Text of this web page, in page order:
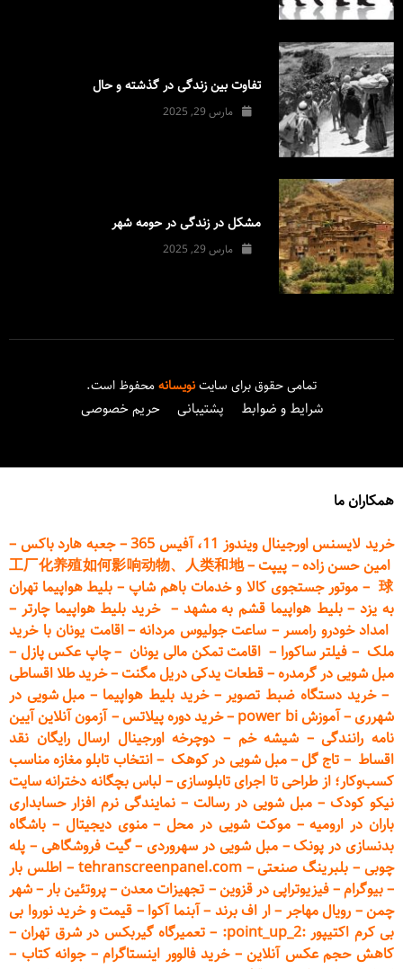
تفاوت بین زندگی در گذشته و حال
مارس 29, 2025
مشکل در زندگی در حومه شهر
مارس 29, 2025
تمامی حقوق برای سایتنویسانهمحفوظ است.
شرایط و ضوابط پشتیبانی حریم خصوصی
همکاران ما
خرید لایسنس اورجینال ویندوز 11، آفیس 365
–جعبه هارد باکس –
امین حسن زاده– پیپت–
工厂化养殖如何影响动物、人类和地
球
– موتور جستجوی کالا و خدمات باهم شاپ– بلیط هواپیما تهران
به یزد–بلیط هواپیما قشم به مشهد –خرید بلیط هواپیما چارتر –
امداد خودرو رامسر– ساعت جولیوس مردانه–اقامت یونان با خرید
ملک – فیلتر ساکورا – اقامت تمکن مالی یونان –چاپ عکس پازل –
مبل شویی در گرمدره–قطعاتیدکی دریل مگنت–خرید طلا اقساطی
–خرید دستگاه ضبط تصویر–خرید بلیط هواپیما –مبل شویی در
شهرری–آموزش power bi –خرید دورهپیلاتس–آزمون آنلاین آیین
نامه رانندگی– شیشه خم – دوچرخه اورجینال ارسال رایگان نقد
اقساط – تاج گل–مبل شویی در کوهک–انتخاب تابلو مغازه مناسب
کسب‌وکار؛ از طراحی تا اجرای تابلوسازی– لباس بچگانه دخترانه سایت
نیکو کودک – مبل شویی در رسالت – نمایندگی نرم افزار حسابداری
باران در ارومیه–موکت شویی در محل–منوی دیجیتال – باشگاه
بدنسازی در پونک–مبل شویی در سهروردی–گیت فروشگاهی – پله
چوبی – بلبرینگ صنعتی–
tehranscreenpanel.com
–اطلس بار
–بیوگرام–فیزیوتراپی در قزوین– تجهیزات معدن–پروتئین بار–شهر
چمن– رویال مهاجر –ار اف برند –آبنما آکوا – قیمت و خرید نوروا بی
بی کرم اکتیپور :point_up_2:
– تعمیرگاه گیربکس در شرق تهران–
کاهش حجم عکس آنلاین–خرید فالوور اینستاگرام–جوانه کتاب –